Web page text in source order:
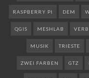
RASPBERRY PI DEM
QGIS MESHLAB
MUSIK TRIESTE
ZWEI FARBEN GTZ